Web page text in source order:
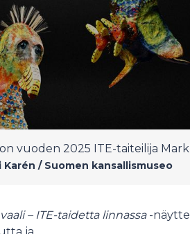
vuoden 2025 ITE-taiteilija
Karén / Suomen kansallismuseo
– ITE-taidetta linnassa-